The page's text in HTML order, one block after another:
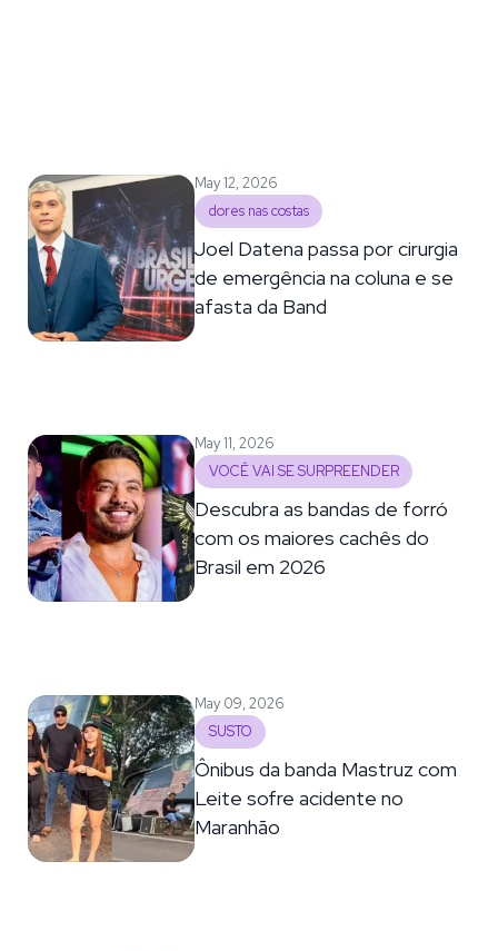
May 12, 2026
dores nas costas
Joel Datena passa por cirurgia
de emergência na coluna e se
afasta da Band
May 11, 2026
VOCÊ VAI SE SURPREENDER
Descubra as bandas de forró
com os maiores cachês do
Brasil em 2026
May 09, 2026
SUSTO
Ônibus da banda Mastruz com
Leite sofre acidente no
Maranhão